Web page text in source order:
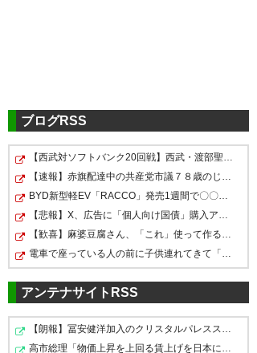
定したよ。コウジの夢がかなっ
てよかった。とにかく契約がま
とまってよかった。 コウジ、大
きな大会でコウと試合出来たら
最高だね。ケガに気をつけて
ね。 #frontale
— ふろん太 (kawasaki_f)2019,
8月 20
三好決まったか！おめでと
う！！自分の納得行くまで戦っ
てこい💪川崎から応援してる🎌
(๑•̀○•́๑)📣決めろコウジ〜
— かわさき (kawasaki___13)
2019, 8月 20
三好もあまじゅんも簡単には日
本に帰って来るなよ！！
— PIZ (piz0907)
2019, 8月 20
サッカーを観るようになって、
初めて行った2014年の春の麻生
ブログRSS
アンテナサイトRSS